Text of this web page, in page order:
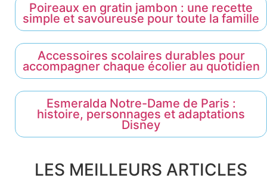
Poireaux en gratin jambon : une recette
simple et savoureuse pour toute la famille
Accessoires scolaires durables pour
accompagner chaque écolier au quotidien
Esmeralda Notre-Dame de Paris :
histoire, personnages et adaptations
Disney
LES MEILLEURS ARTICLES